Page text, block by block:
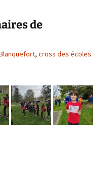
de
, cross des écoles